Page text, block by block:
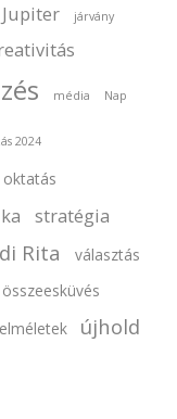
Jupiter járvány
média Nap
2024
oktatás
stratégia
Rita
választás
összeesküvés
újhold